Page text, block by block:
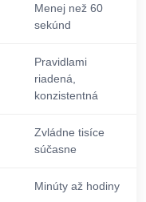
Menej než 60
sekúnd
Pravidlami
riadená,
konzistentná
Zvládne tisíce
súčasne
Minúty až hodiny